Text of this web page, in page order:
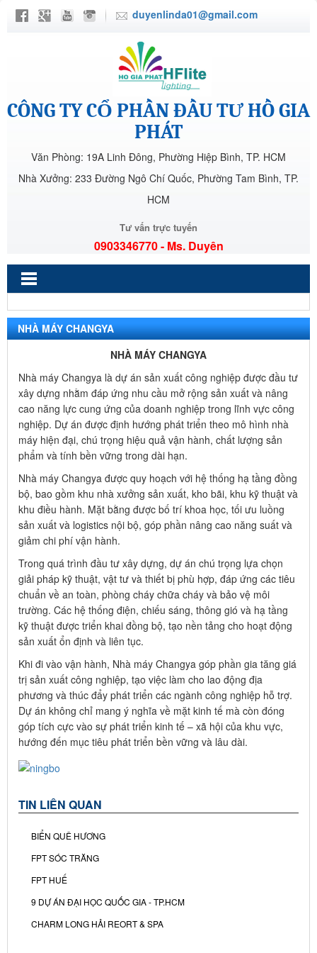
duyenlinda01@gmail.com
CÔNG TY CỔ PHẦN ĐẦU TƯ HỒ GIA
PHÁT
Văn Phòng: 19A Linh Đông, Phường Hiệp Bình, TP. HCM
Nhà Xưởng: 233 Đường Ngô Chí Quốc, Phường Tam Bình, TP.
HCM
Tư vấn trực tuyến
0903346770 - Ms. Duyên
NHÀ MÁY CHANGYA
NHÀ MÁY CHANGYA
Nhà máy Changya là dự án sản xuất công nghiệp được đầu tư
xây dựng nhằm đáp ứng nhu cầu mở rộng sản xuất và nâng
cao năng lực cung ứng của doanh nghiệp trong lĩnh vực công
nghiệp. Dự án được định hướng phát triển theo mô hình nhà
máy hiện đại, chú trọng hiệu quả vận hành, chất lượng sản
phẩm và tính bền vững trong dài hạn.
Nhà máy Changya được quy hoạch với hệ thống hạ tầng đồng
bộ, bao gồm khu nhà xưởng sản xuất, kho bãi, khu kỹ thuật và
khu điều hành. Mặt bằng được bố trí khoa học, tối ưu luồng
sản xuất và logistics nội bộ, góp phần nâng cao năng suất và
giảm chi phí vận hành.
Trong quá trình đầu tư xây dựng, dự án chú trọng lựa chọn
giải pháp kỹ thuật, vật tư và thiết bị phù hợp, đáp ứng các tiêu
chuẩn về an toàn, phòng cháy chữa cháy và bảo vệ môi
trường. Các hệ thống điện, chiếu sáng, thông gió và hạ tầng
kỹ thuật được triển khai đồng bộ, tạo nền tảng cho hoạt động
sản xuất ổn định và liên tục.
Khi đi vào vận hành, Nhà máy Changya góp phần gia tăng giá
trị sản xuất công nghiệp, tạo việc làm cho lao động địa
phương và thúc đẩy phát triển các ngành công nghiệp hỗ trợ.
Dự án không chỉ mang ý nghĩa về mặt kinh tế mà còn đóng
góp tích cực vào sự phát triển kinh tế – xã hội của khu vực,
hướng đến mục tiêu phát triển bền vững và lâu dài.
TIN LIÊN QUAN
BIỂN QUÊ HƯƠNG
FPT SÓC TRĂNG
FPT HUẾ
9 DỰ ÁN ĐẠI HỌC QUỐC GIA - TP.HCM
CHARM LONG HẢI REORT & SPA